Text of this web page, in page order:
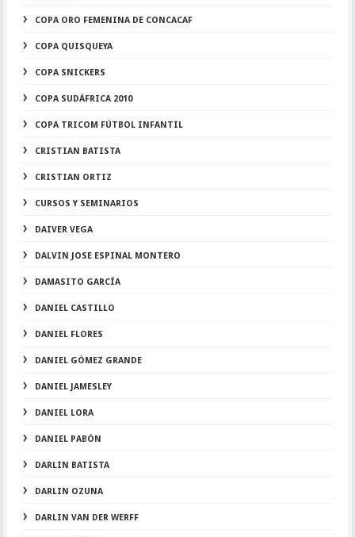
COPA ORO FEMENINA DE CONCACAF
COPA QUISQUEYA
COPA SNICKERS
COPA SUDÁFRICA 2010
COPA TRICOM FÚTBOL INFANTIL
CRISTIAN BATISTA
CRISTIAN ORTIZ
CURSOS Y SEMINARIOS
DAIVER VEGA
DALVIN JOSE ESPINAL MONTERO
DAMASITO GARCÍA
DANIEL CASTILLO
DANIEL FLORES
DANIEL GÓMEZ GRANDE
DANIEL JAMESLEY
DANIEL LORA
DANIEL PABÓN
DARLIN BATISTA
DARLIN OZUNA
DARLIN VAN DER WERFF